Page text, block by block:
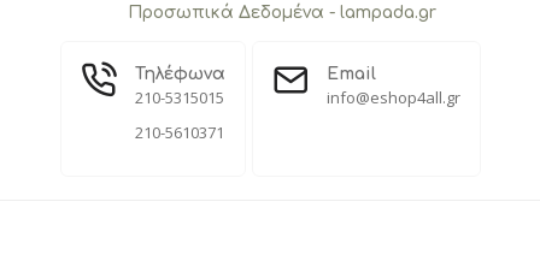
Προσωπικά Δεδομένα - lampada.gr
Τηλέφωνα
210-5315015
210-5610371
Email
info@eshop4all.gr